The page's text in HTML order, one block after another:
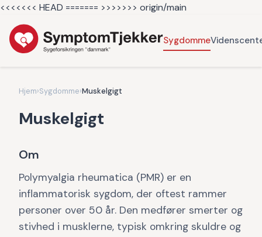
<<<<<<< HEAD ======= >>>>>>> origin/main
Sygdomme
Hjem›Sygdomme›Muskelgigt
Muskelgigt
Om
Polymyalgia rheumatica (PMR) er en
inflammatorisk sygdom, der oftest rammer
personer over 50 år. Den medfører smerter og
stivhed i musklerne, typisk omkring skuldre og